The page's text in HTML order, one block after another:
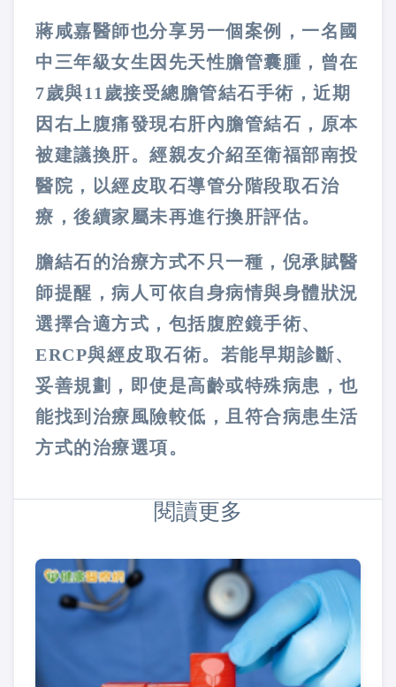
蔣咸嘉醫師也分享另一個案例，一名國
中三年級女生因先天性膽管囊腫，曾在
7歲與11歲接受總膽管結石手術，近期
因右上腹痛發現右肝內膽管結石，原本
被建議換肝。經親友介紹至衛福部南投
醫院，以經皮取石導管分階段取石治
療，後續家屬未再進行換肝評估。
膽結石的治療方式不只一種，倪承賦醫
師提醒，病人可依自身病情與身體狀況
選擇合適方式，包括腹腔鏡手術、
ERCP與經皮取石術。若能早期診斷、
妥善規劃，即使是高齡或特殊病患，也
能找到治療風險較低，且符合病患生活
方式的治療選項。
閱讀更多